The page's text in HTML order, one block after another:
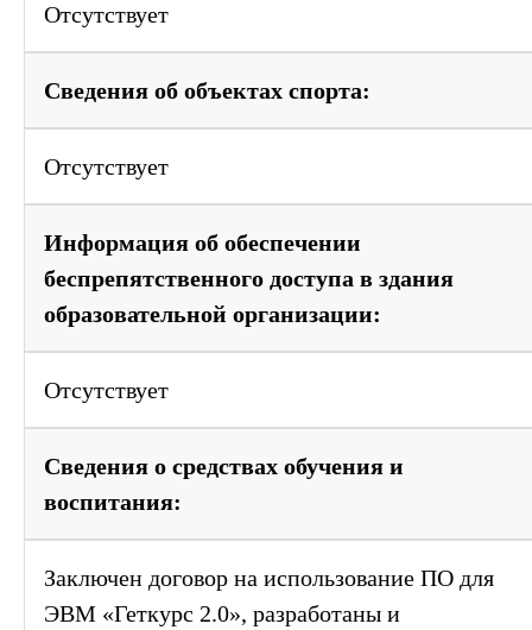
Отсутствует
Сведения об объектах спорта:
Отсутствует
Информация об обеспечении
беспрепятственного доступа в здания
образовательной организации:
Отсутствует
Сведения о средствах обучения и
воспитания:
Заключен договор на использование ПО для
ЭВМ «Геткурс 2.0», разработаны и